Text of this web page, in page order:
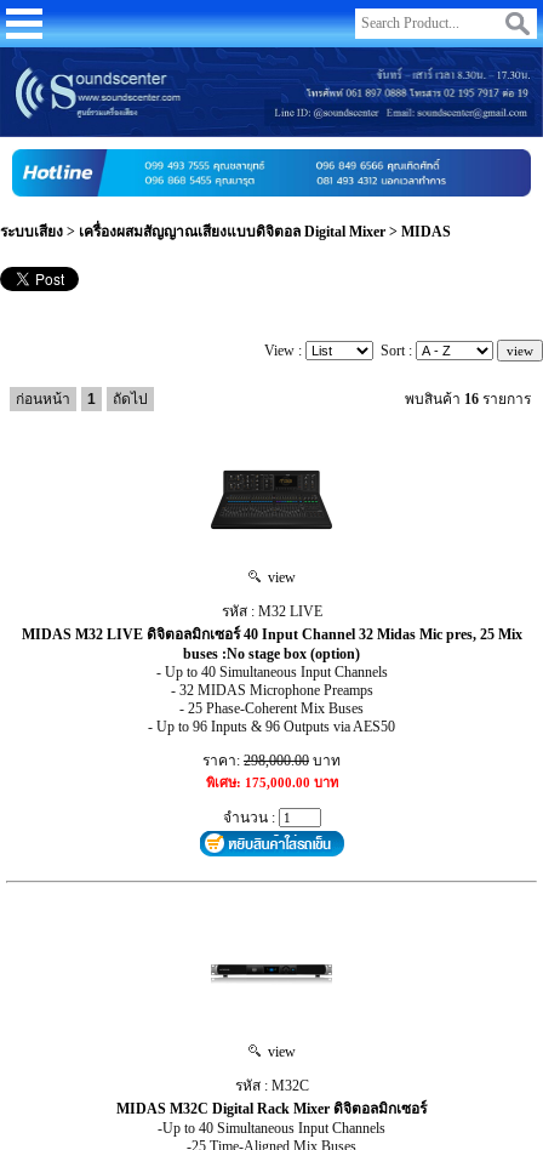
ระบบเสียง > เครื่องผสมสัญญาณเสียงแบบดิจิตอล Digital Mixer > MIDAS
View : Sort :
ก่อนหน้า 1 ถัดไป พบสินค้า 16 รายการ
view
รหัส : M32 LIVE
MIDAS M32 LIVE ดิจิตอลมิกเซอร์ 40 Input Channel 32 Midas Mic pres, 25 Mix
buses :No stage box (option)
- Up to 40 Simultaneous Input Channels
- 32 MIDAS Microphone Preamps
- 25 Phase-Coherent Mix Buses
- Up to 96 Inputs & 96 Outputs via AES50
ราคา: 298,000.00 บาท
พิเศษ: 175,000.00 บาท
จำนวน :
view
รหัส : M32C
MIDAS M32C Digital Rack Mixer ดิจิตอลมิกเซอร์
-Up to 40 Simultaneous Input Channels
-25 Time-Aligned Mix Buses